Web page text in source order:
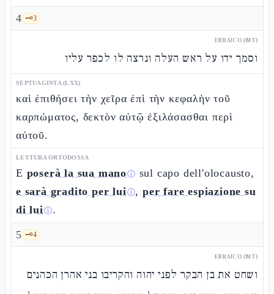
4 🗝️3
EBRAICO (MT)
וסמך ידו על ראש העלה ונרצה לו לכפר עליו
SEPTUAGINTA (LXX)
καὶ ἐπιθήσει τὴν χεῖρα ἐπὶ τὴν κεφαλὴν τοῦ
καρπώματος, δεκτὸν αὐτῷ ἐξιλάσασθαι περὶ
αὐτοῦ.
LETTURA ORTODOSSA
E poserà la sua manoⓘ sul capo dell'olocausto,
e sarà gradito per luiⓘ,per fare espiazione su
di luiⓘ.
5 🗝️4
EBRAICO (MT)
ושחט את בן הבקר לפני יהוה והקריבו בני אהרן הכהנים